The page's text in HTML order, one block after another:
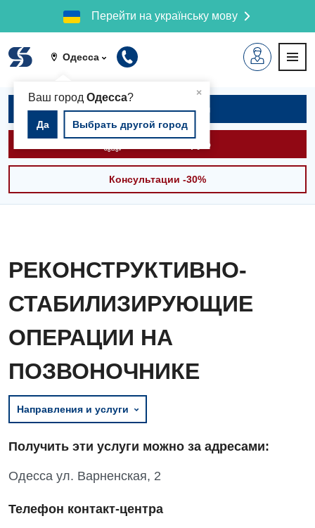
Перейти на українську мову
Одесса
×
Ваш город Одесса?
Да Выбрать другой город
Записаться на приём
Вызвать скорую
Консультации -30%
РЕКОНСТРУКТИВНО-
СТАБИЛИЗИРУЮЩИЕ
ОПЕРАЦИИ НА
ПОЗВОНОЧНИКЕ
Направления и услуги
Получить эти услуги можно за адресами:
Одесса ул. Варненская, 2
Телефон контакт-центра